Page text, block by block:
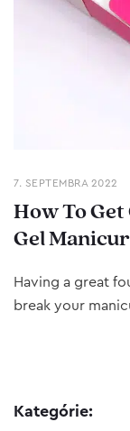
7. SEPTEMBRA 2022
How To
Gel
Having a great
break your
Kategórie: